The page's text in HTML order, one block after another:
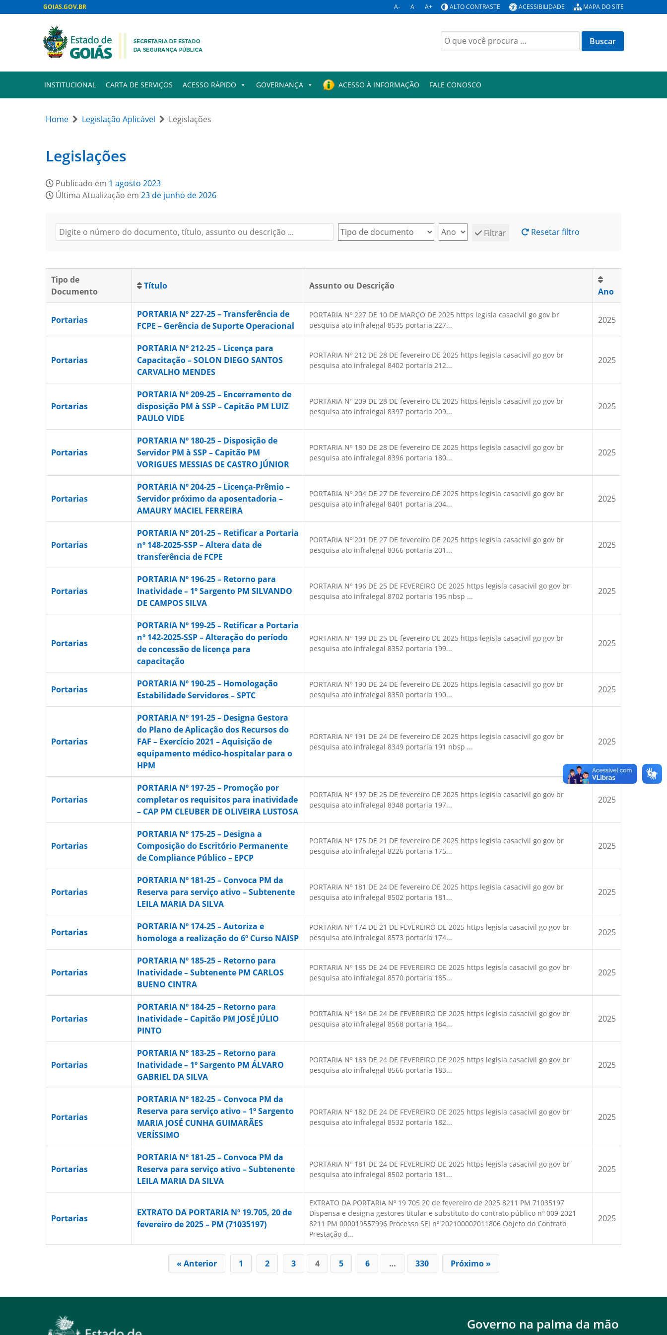
GOIAS.GOV.BR A- A A+ ALTO CONTRASTE ACESSIBILIDADE MAPA DO SITE
Buscar
por:
INSTITUCIONAL CARTA DE SERVIÇOS ACESSO RÁPIDO GOVERNANÇA ACESSO À INFORMAÇÃO FALE CONOSCO
Home Legislação Aplicável Legislações
Legislações
Publicado em 1 agosto 2023
Última Atualização em 23 de junho de 2026
Filtrar Resetar filtro
Tipo de
Documento
Título Assunto ou Descrição
Ano
Portarias
PORTARIA Nº 227-25 – Transferência de
FCPE – Gerência de Suporte Operacional
PORTARIA Nº 227 DE 10 DE MARÇO DE 2025 https legisla casacivil go gov br
pesquisa ato infralegal 8535 portaria 227...
2025
Portarias
PORTARIA Nº 212-25 – Licença para
Capacitação – SOLON DIEGO SANTOS
CARVALHO MENDES
PORTARIA Nº 212 DE 28 DE fevereiro DE 2025 https legisla casacivil go gov br
pesquisa ato infralegal 8402 portaria 212...
2025
Portarias
PORTARIA Nº 209-25 – Encerramento de
disposição PM à SSP – Capitão PM LUIZ
PAULO VIDE
PORTARIA Nº 209 DE 28 DE fevereiro DE 2025 https legisla casacivil go gov br
pesquisa ato infralegal 8397 portaria 209...
2025
Portarias
PORTARIA Nº 180-25 – Disposição de
Servidor PM à SSP – Capitão PM
VORIGUES MESSIAS DE CASTRO JÚNIOR
PORTARIA Nº 180 DE 28 DE fevereiro DE 2025 https legisla casacivil go gov br
pesquisa ato infralegal 8396 portaria 180...
2025
Portarias
PORTARIA Nº 204-25 – Licença-Prêmio –
Servidor próximo da aposentadoria –
AMAURY MACIEL FERREIRA
PORTARIA Nº 204 DE 27 DE fevereiro DE 2025 https legisla casacivil go gov br
pesquisa ato infralegal 8401 portaria 204...
2025
Portarias
PORTARIA Nº 201-25 – Retificar a Portaria
nº 148-2025-SSP – Altera data de
transferência de FCPE
PORTARIA Nº 201 DE 27 DE fevereiro DE 2025 https legisla casacivil go gov br
pesquisa ato infralegal 8366 portaria 201...
2025
Portarias
PORTARIA Nº 196-25 – Retorno para
Inatividade – 1º Sargento PM SILVANDO
DE CAMPOS SILVA
PORTARIA Nº 196 DE 25 DE FEVEREIRO DE 2025 https legisla casacivil go gov br
pesquisa ato infralegal 8702 portaria 196 nbsp ...
2025
Portarias
PORTARIA Nº 199-25 – Retificar a Portaria
nº 142-2025-SSP – Alteração do período
de concessão de licença para
capacitação
PORTARIA Nº 199 DE 25 DE fevereiro DE 2025 https legisla casacivil go gov br
pesquisa ato infralegal 8352 portaria 199...
2025
Portarias
PORTARIA Nº 190-25 – Homologação
Estabilidade Servidores – SPTC
PORTARIA Nº 190 DE 24 DE fevereiro DE 2025 https legisla casacivil go gov br
pesquisa ato infralegal 8350 portaria 190...
2025
Portarias
PORTARIA Nº 191-25 – Designa Gestora
do Plano de Aplicação dos Recursos do
FAF – Exercício 2021 – Aquisição de
equipamento médico-hospitalar para o
HPM
PORTARIA Nº 191 DE 24 DE fevereiro DE 2025 https legisla casacivil go gov br
pesquisa ato infralegal 8349 portaria 191 nbsp ...
2025
Portarias
PORTARIA Nº 197-25 – Promoção por
completar os requisitos para inatividade
– CAP PM CLEUBER DE OLIVEIRA LUSTOSA
PORTARIA Nº 197 DE 25 DE fevereiro DE 2025 https legisla casacivil go gov br
pesquisa ato infralegal 8348 portaria 197...
2025
Portarias
PORTARIA Nº 175-25 – Designa a
Composição do Escritório Permanente
de Compliance Público – EPCP
PORTARIA Nº 175 DE 21 DE fevereiro DE 2025 https legisla casacivil go gov br
pesquisa ato infralegal 8226 portaria 175...
2025
Portarias
PORTARIA Nº 181-25 – Convoca PM da
Reserva para serviço ativo – Subtenente
LEILA MARIA DA SILVA
PORTARIA Nº 181 DE 24 DE fevereiro DE 2025 https legisla casacivil go gov br
pesquisa ato infralegal 8502 portaria 181...
2025
Portarias
PORTARIA Nº 174-25 – Autoriza e
homologa a realização do 6º Curso NAISP
PORTARIA Nº 174 DE 21 DE FEVEREIRO DE 2025 https legisla casacivil go gov br
pesquisa ato infralegal 8573 portaria 174...
2025
Portarias
PORTARIA Nº 185-25 – Retorno para
Inatividade – Subtenente PM CARLOS
BUENO CINTRA
PORTARIA Nº 185 DE 24 DE FEVEREIRO DE 2025 https legisla casacivil go gov br
pesquisa ato infralegal 8570 portaria 185...
2025
Portarias
PORTARIA Nº 184-25 – Retorno para
Inatividade – Capitão PM JOSÉ JÚLIO
PINTO
PORTARIA Nº 184 DE 24 DE FEVEREIRO DE 2025 https legisla casacivil go gov br
pesquisa ato infralegal 8568 portaria 184...
2025
Portarias
PORTARIA Nº 183-25 – Retorno para
Inatividade – 1º Sargento PM ÁLVARO
GABRIEL DA SILVA
PORTARIA Nº 183 DE 24 DE FEVEREIRO DE 2025 https legisla casacivil go gov br
pesquisa ato infralegal 8566 portaria 183...
2025
Portarias
PORTARIA Nº 182-25 – Convoca PM da
Reserva para serviço ativo – 1º Sargento
MARIA JOSÉ CUNHA GUIMARÃES
VERÍSSIMO
PORTARIA Nº 182 DE 24 DE FEVEREIRO DE 2025 https legisla casacivil go gov br
pesquisa ato infralegal 8532 portaria 182...
2025
Portarias
PORTARIA Nº 181-25 – Convoca PM da
Reserva para serviço ativo – Subtenente
LEILA MARIA DA SILVA
PORTARIA Nº 181 DE 24 DE FEVEREIRO DE 2025 https legisla casacivil go gov br
pesquisa ato infralegal 8502 portaria 181...
2025
Portarias
EXTRATO DA PORTARIA Nº 19.705, 20 de
fevereiro de 2025 – PM (71035197)
EXTRATO DA PORTARIA Nº 19 705 20 de fevereiro de 2025 8211 PM 71035197
Dispensa e designa gestores titular e substituto do contrato público nº 009 2021
8211 PM 000019557996 Processo SEI nº 202100002011806 Objeto do Contrato
Prestação d...
2025
« Anterior 1 2 3 4 5 6 … 330 Próximo »
Governo na palma da mão